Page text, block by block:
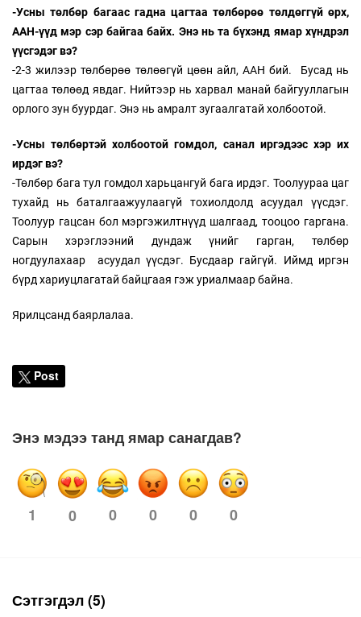
-Усны төлбөр багаас гадна цагтаа төлбөрөө төлдөггүй өрх,
ААН-үүд мэр сэр байгаа байх. Энэ нь та бүхэнд ямар хүндрэл
үүсгэдэг вэ?
-2-3 жилээр төлбөрөө төлөөгүй цөөн айл, ААН бий. Бусад нь
цагтаа төлөөд явдаг. Нийтээр нь харвал манай байгууллагын
орлого зун буурдаг. Энэ нь амралт зугаалгатай холбоотой.
-Усны төлбөртэй холбоотой гомдол, санал иргэдээс хэр их
ирдэг вэ?
-Төлбөр бага тул гомдол харьцангуй бага ирдэг. Тоолуураа цаг
тухайд нь баталгаажуулаагүй тохиолдолд асуудал үүсдэг.
Тоолуур гацсан бол мэргэжилтнүүд шалгаад, тооцоо гаргана.
Сарын хэрэглээний дундаж үнийг гарган, төлбөр
ногдуулахаар асуудал үүсдэг. Бусдаар гайгүй. Иймд иргэн
бүрд хариуцлагатай байцгаая гэж уриалмаар байна.
Ярилцсанд баярлалаа.
Post
Энэ мэдээ танд ямар санагдав?
1 0 0 0 0 0
Сэтгэгдэл (5)